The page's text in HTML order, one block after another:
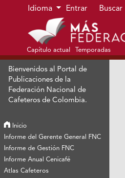
Ir al menú de navegación principal
Ir al contenido principal
Ir al pie de página del sitio
Idioma Entrar Buscar
Capítulo actual Temporadas
Bienvenidos al Portal de
Publicaciones de la
Federación Nacional de
Cafeteros de Colombia.
Inicio
Informe del Gerente General FNC
Informe de Gestión FNC
Informe Anual Cenicafé
Atlas Cafeteros